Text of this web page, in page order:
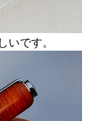
いです。